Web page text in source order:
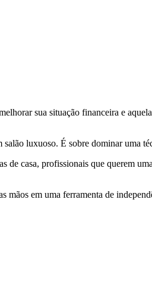
sua situação financeira e
luxuoso. É sobre dominar uma
de casa, profissionais que querem
mãos em uma ferramenta de